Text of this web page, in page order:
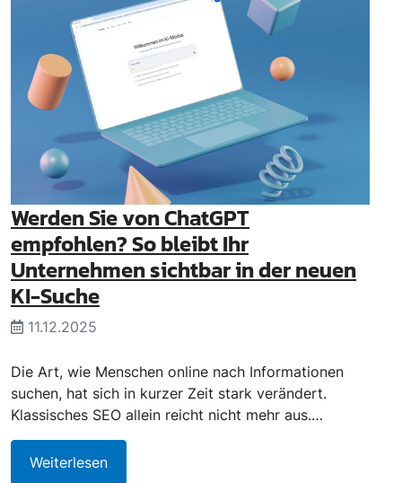
Werden Sie von ChatGPT
empfohlen? So bleibt Ihr
Unternehmen sichtbar in der neuen
KI-Suche
11.12.2025
Die Art, wie Menschen online nach Informationen
suchen, hat sich in kurzer Zeit stark verändert.
Klassisches SEO allein reicht nicht mehr aus.…
Weiterlesen